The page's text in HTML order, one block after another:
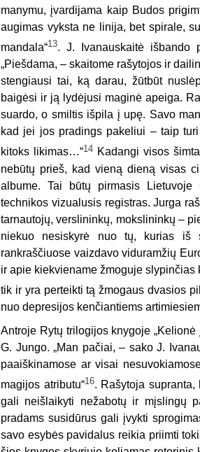
manymu, įvardijama kaip Budos
augimas vyksta ne linija, bet spirale,
mandala“13. J. Ivanauskaitė išbando
„Piešdama, – skaitome rašytojos ir
stengiausi tai, ką darau, žūtbūt
baigėsi ir ją lydėjusi maginė apeiga.
suardo, o smiltis išpila į upę. Savo
kad jei jos pradings pakeliui – taip
kitoks likimas…“14Kadangi visos
nebūtų prieš, kad vieną dieną visas
albume. Tai būtų pirmasis
technikos vizualusis registras. Jurga
tarnautojų, verslininkų, mokslininkų –
niekuo nesiskyrė nuo tų, kurias iš
rankraščiuose vaizdavo viduramžių
ir apie kiekviename žmoguje
tik ir yra perteikti tą žmogaus dvasios
nuo depresijos kenčiantiems
Antroje Rytų trilogijos knygoje
G. Jungo. „Man pačiai, – sako J.
paaiškinamose ar visai
magijos atributu“16. Rašytoja
gali neišlaikyti nežabotų ir mįslingų
pradams susidūrus gali įvykti
savo esybės pavidalus reikia priimti